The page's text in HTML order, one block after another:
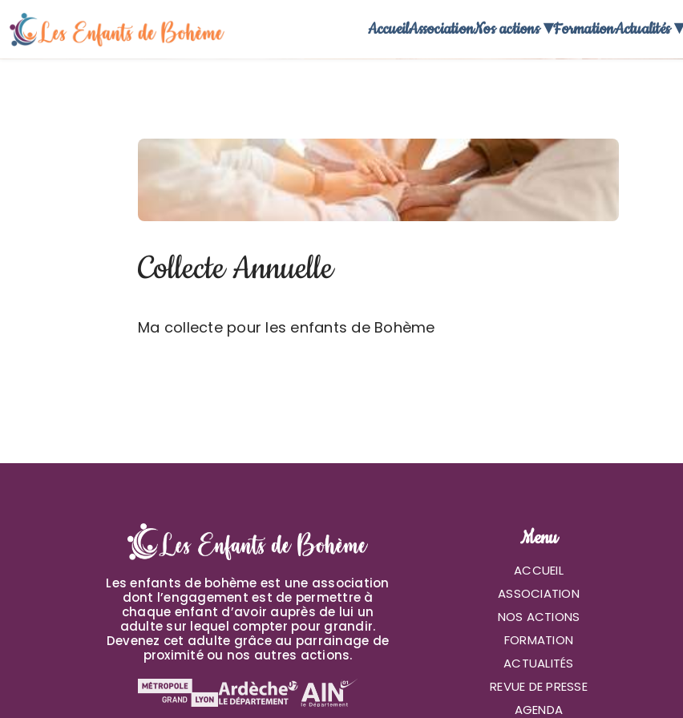
AccueilAssociationNos actions ▾FormationActualités
LES ENFANTS DE BOHÈME
Collecte Annuelle
Ma collecte pour les enfants de Bohème
Les enfants de bohème est une association
dont l’engagement est de permettre à
chaque enfant d’avoir auprès de lui un
adulte sur lequel compter pour grandir.
Devenez cet adulte grâce au parrainage de
proximité ou nos autres actions.
Menu
ACCUEIL
ASSOCIATION
NOS ACTIONS
FORMATION
ACTUALITÉS
REVUE DE PRESSE
AGENDA